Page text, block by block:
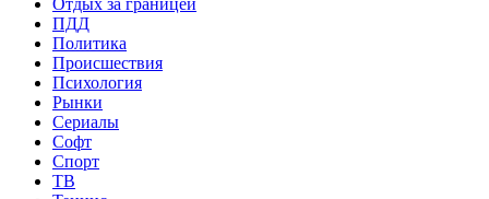
Отдых за границей
ПДД
Политика
Происшествия
Психология
Рынки
Сериалы
Софт
Спорт
ТВ